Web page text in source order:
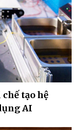
tạo hệ
AI